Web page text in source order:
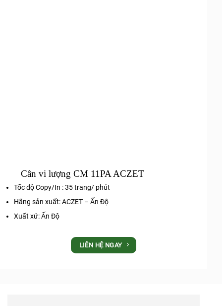
Cân vi lượng CM 11PA ACZET
Tốc độ Copy/In : 35 trang/ phút
Hãng sản xuất: ACZET – Ấn Độ
Xuất xứ: Ấn Độ
LIÊN HỆ NGAY